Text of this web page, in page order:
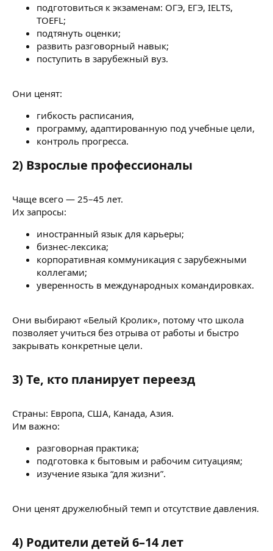
подготовиться к экзаменам: ОГЭ, ЕГЭ, IELTS,
TOEFL;
подтянуть оценки;
развить разговорный навык;
поступить в зарубежный вуз.
Они ценят:
гибкость расписания,
программу, адаптированную под учебные цели,
контроль прогресса.
2) Взрослые профессионалы
Чаще всего — 25–45 лет.
Их запросы:
иностранный язык для карьеры;
бизнес-лексика;
корпоративная коммуникация с зарубежными
коллегами;
уверенность в международных командировках.
Они выбирают «Белый Кролик», потому что школа
позволяет учиться без отрыва от работы и быстро
закрывать конкретные цели.
3) Те, кто планирует переезд
Страны: Европа, США, Канада, Азия.
Им важно:
разговорная практика;
подготовка к бытовым и рабочим ситуациям;
изучение языка “для жизни”.
Они ценят дружелюбный темп и отсутствие давления.
4) Родители детей 6–14 лет